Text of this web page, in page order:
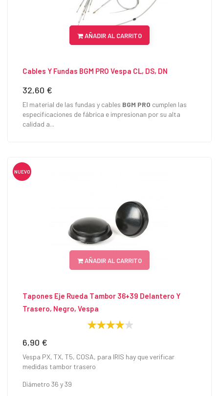
AÑADIR AL CARRITO
Cables Y Fundas BGM PRO Vespa CL, DS, DN
Precio
32,60 €
El material de las fundas y cables BGM PRO cumplen las
especificaciones de fábrica e impresionan por su alta
calidad a...
NUEVO
AÑADIR AL CARRITO
Tapones Eje Rueda Tambor 36+39 Delantero Y
Trasero, Negro, Vespa
Precio
6,90 €
Vespa PX, TX, T5, COSA, para IRIS hay que verificar
medidas tambor trasero
Diámetro 36 y 39